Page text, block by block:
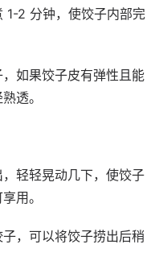
1-2 分钟，使饺子内部完
如果饺子皮有弹性且能
透。
轻轻晃动几下，使饺子
用。
，可以将饺子捞出后稍